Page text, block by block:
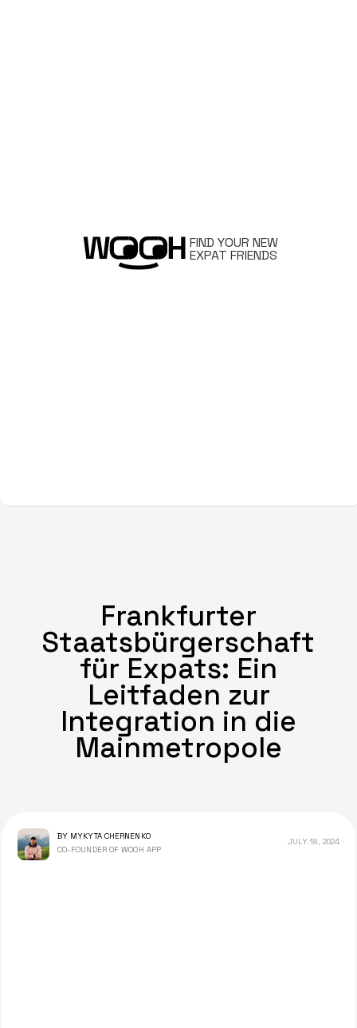
FIND YOUR NEW
EXPAT FRIENDS
Frankfurter
Staatsbürgerschaft
für Expats: Ein
Leitfaden zur
Integration in die
Mainmetropole
BY MYKYTA CHERNENKO
CO-FOUNDER OF WOOH APP
JULY 18, 2024